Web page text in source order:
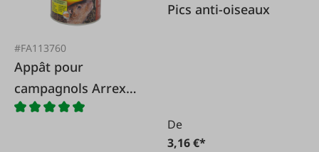
#FA113760
Appât pour
campagnols Arrex
250g
Pics anti-oiseaux
De
3,16 €*